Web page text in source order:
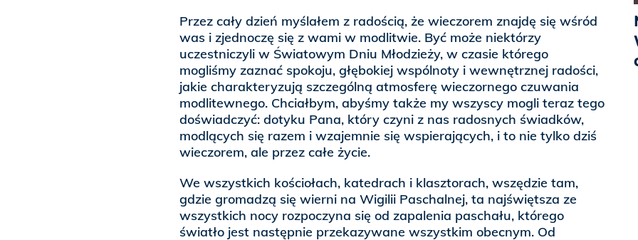
Przez cały dzień myślałem z radością, że wieczorem znajdę się wśród
was i zjednoczę się z wami w modlitwie. Być może niektórzy
uczestniczyli w Światowym Dniu Młodzieży, w czasie którego
mogliśmy zaznać spokoju, głębokiej wspólnoty i wewnętrznej radości,
jakie charakteryzują szczególną atmosferę wieczornego czuwania
modlitewnego. Chciałbym, abyśmy także my wszyscy mogli teraz tego
doświadczyć: dotyku Pana, który czyni z nas radosnych świadków,
modlących się razem i wzajemnie się wspierających, i to nie tylko dziś
wieczorem, ale przez całe życie.
We wszystkich kościołach, katedrach i klasztorach, wszędzie tam,
gdzie gromadzą się wierni na Wigilii Paschalnej, ta najświętsza ze
wszystkich nocy rozpoczyna się od zapalenia paschału, którego
światło jest następnie przekazywane wszystkim obecnym. Od